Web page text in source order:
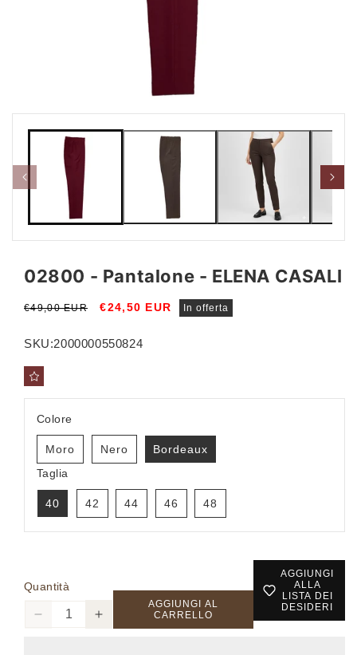
Apri
multimediali
finestra
Apri
02800 - Pantalone - ELENA CASALI
Prezzo
listino
€49,00 EUR
Prezzo
€24,50 EUR In offerta
SKU:2000000550824
Colore
Moro Nero
Bordeaux
Taglia
40 42 44 46 48
Quantità
DiminuisciAumenta
AGGIUNGI AL
CARRELLO
AGGIUNGI
ALLA
LISTA DEI
DESIDERI